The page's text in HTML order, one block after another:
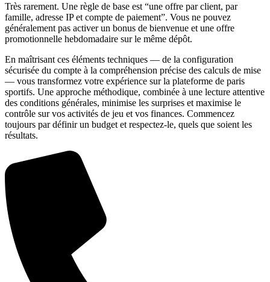
Très rarement. Une règle de base est “une offre par client, par
famille, adresse IP et compte de paiement”. Vous ne pouvez
généralement pas activer un bonus de bienvenue et une offre
promotionnelle hebdomadaire sur le même dépôt.
En maîtrisant ces éléments techniques — de la configuration
sécurisée du compte à la compréhension précise des calculs de mise
— vous transformez votre expérience sur la plateforme de paris
sportifs. Une approche méthodique, combinée à une lecture attentive
des conditions générales, minimise les surprises et maximise le
contrôle sur vos activités de jeu et vos finances. Commencez
toujours par définir un budget et respectez-le, quels que soient les
résultats.